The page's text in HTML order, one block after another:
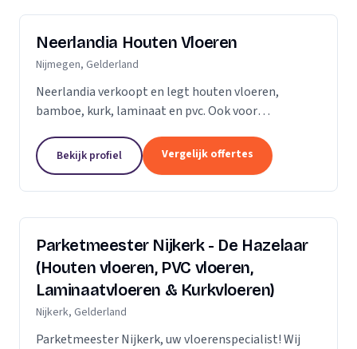
Neerlandia Houten Vloeren
Nijmegen, Gelderland
Neerlandia verkoopt en legt houten vloeren,
bamboe, kurk, laminaat en pvc. Ook voor
kunt u bij ons terecht! Neerlandia is een
familiebedrijf in Nijmegen...
Bekijk profiel Vergelijk offertes
Parketmeester Nijkerk - De Hazelaar
(Houten vloeren, PVC vloeren,
Laminaatvloeren & Kurkvloeren)
Nijkerk, Gelderland
Parketmeester Nijkerk, uw vloerenspecialist! Wij